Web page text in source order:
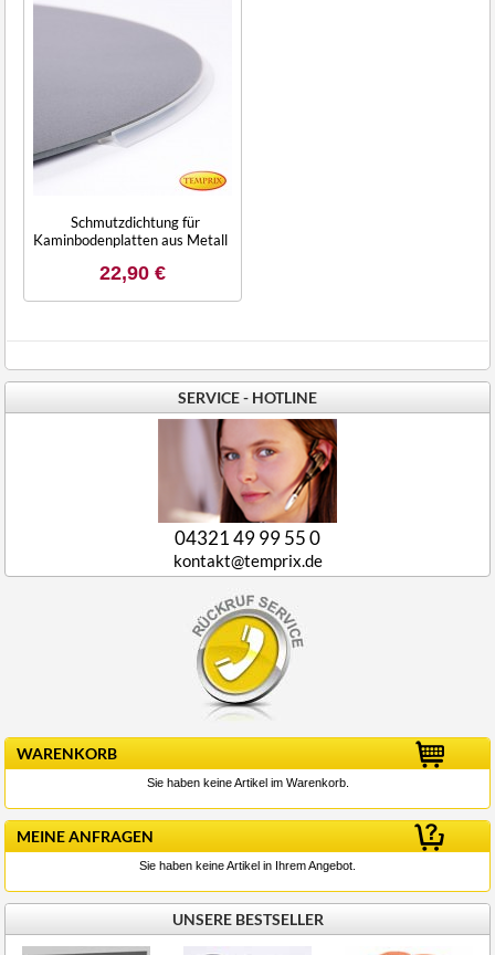
Schmutzdichtung für
Kaminbodenplatten aus Metall
22,90 €
SERVICE - HOTLINE
04321 49 99 55 0
kontakt@temprix.de
WARENKORB
Sie haben keine Artikel im Warenkorb.
MEINE ANFRAGEN
Sie haben keine Artikel in Ihrem Angebot.
UNSERE BESTSELLER